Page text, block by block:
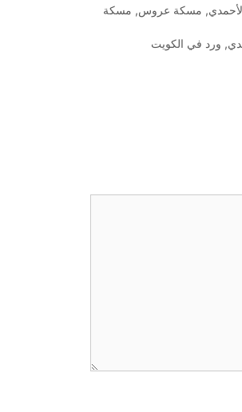
, مسكة عروس, مسكة
, ورد في الكويت